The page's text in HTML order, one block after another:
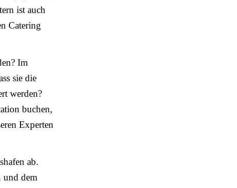
ist auch
Catering
Im
sie die
werden?
buchen,
Experten
ab.
und dem